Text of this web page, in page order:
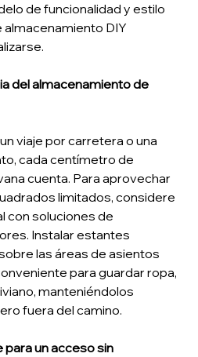
de funcionalidad y estilo
DIY
del almacenamiento de
viaje por carretera o una
cada centímetro de
cuenta. Para aprovechar
limitados, considere
con soluciones de
Instalar estantes
las áreas de asientos
para guardar ropa,
manteniéndolos
fuera del camino.
un acceso sin